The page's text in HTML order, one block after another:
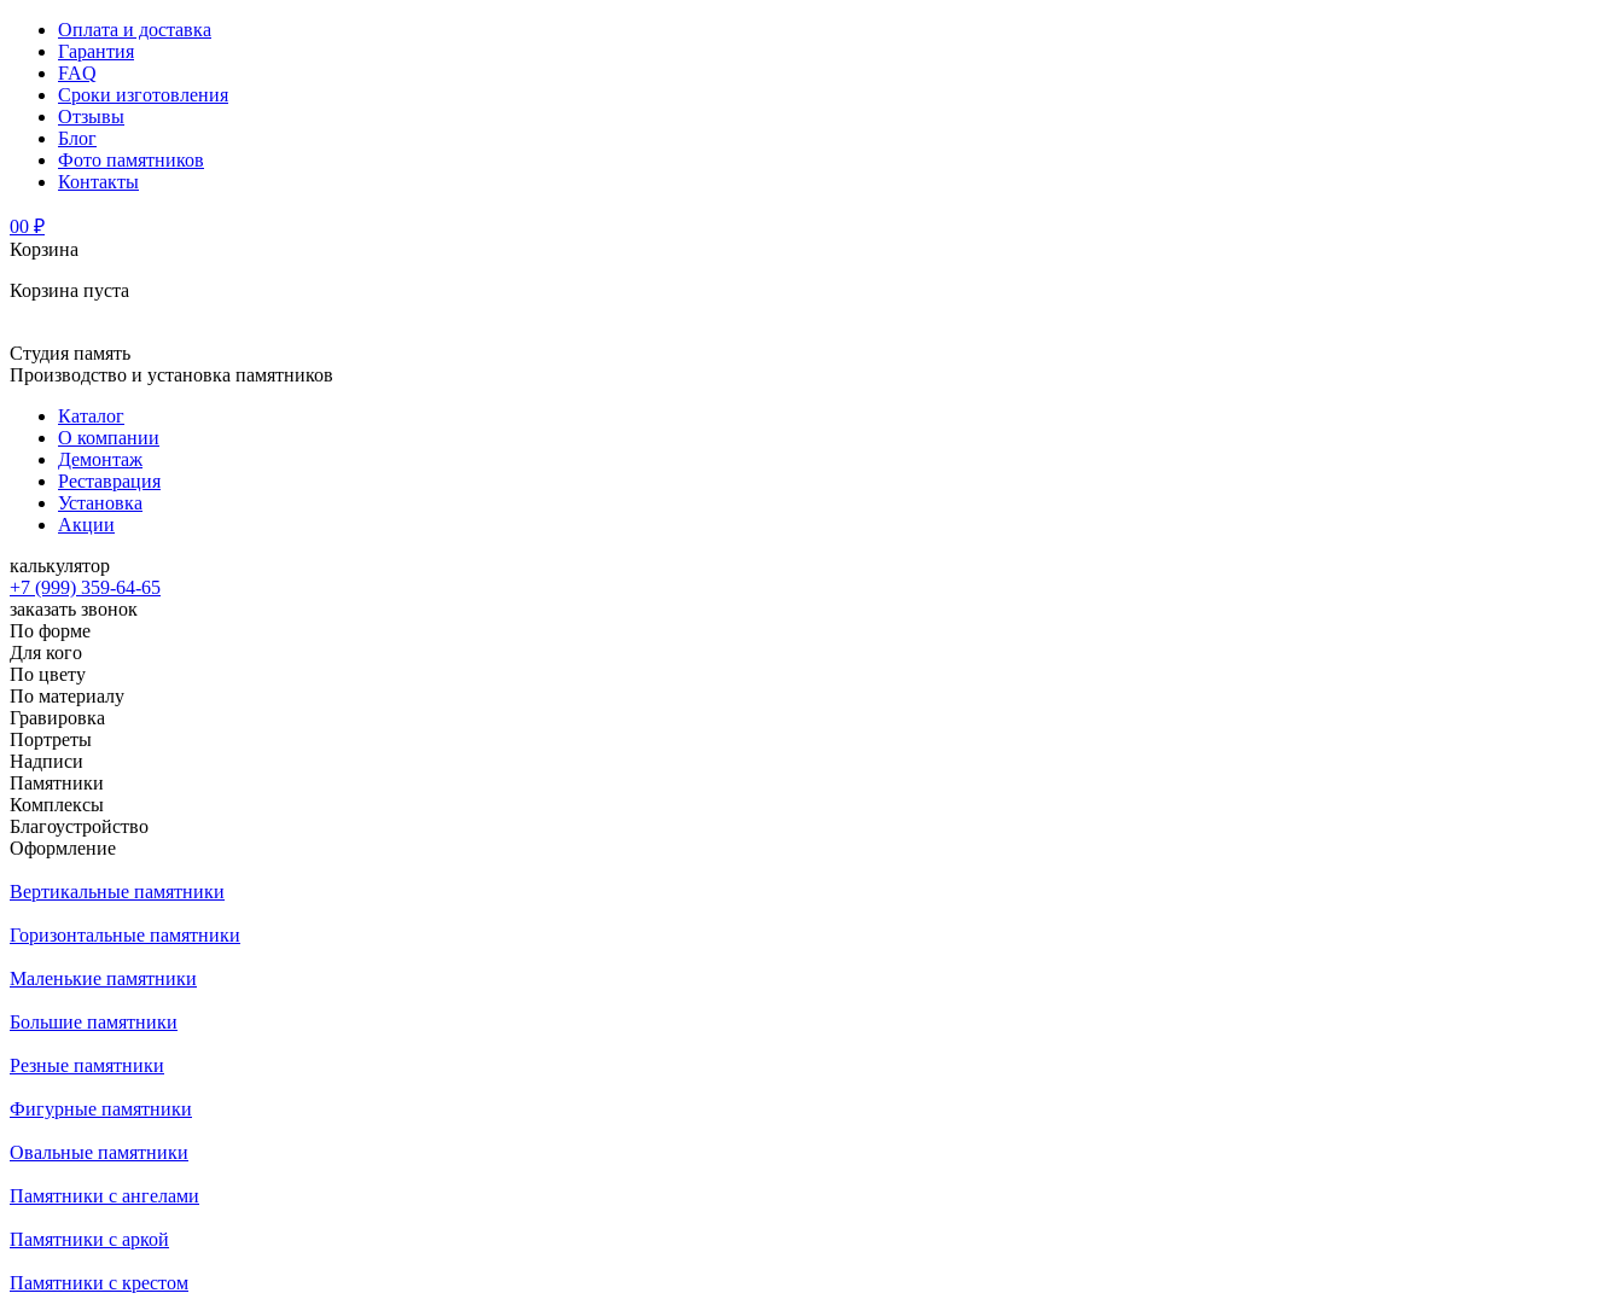
Оплата и доставка
Гарантия
FAQ
Сроки изготовления
Отзывы
Блог
Фото памятников
Контакты
00 ₽
Корзина
Корзина пуста
Студия память
Производство и установка памятников
Каталог
О компании
Демонтаж
Реставрация
Установка
Акции
калькулятор
+7 (999) 359-64-65
заказать звонок
По форме
Для кого
По цвету
По материалу
Гравировка
Портреты
Надписи
Памятники
Комплексы
Благоустройство
Оформление
Вертикальные памятники
Горизонтальные памятники
Маленькие памятники
Большие памятники
Резные памятники
Фигурные памятники
Овальные памятники
Памятники с ангелами
Памятники с аркой
Памятники с крестом